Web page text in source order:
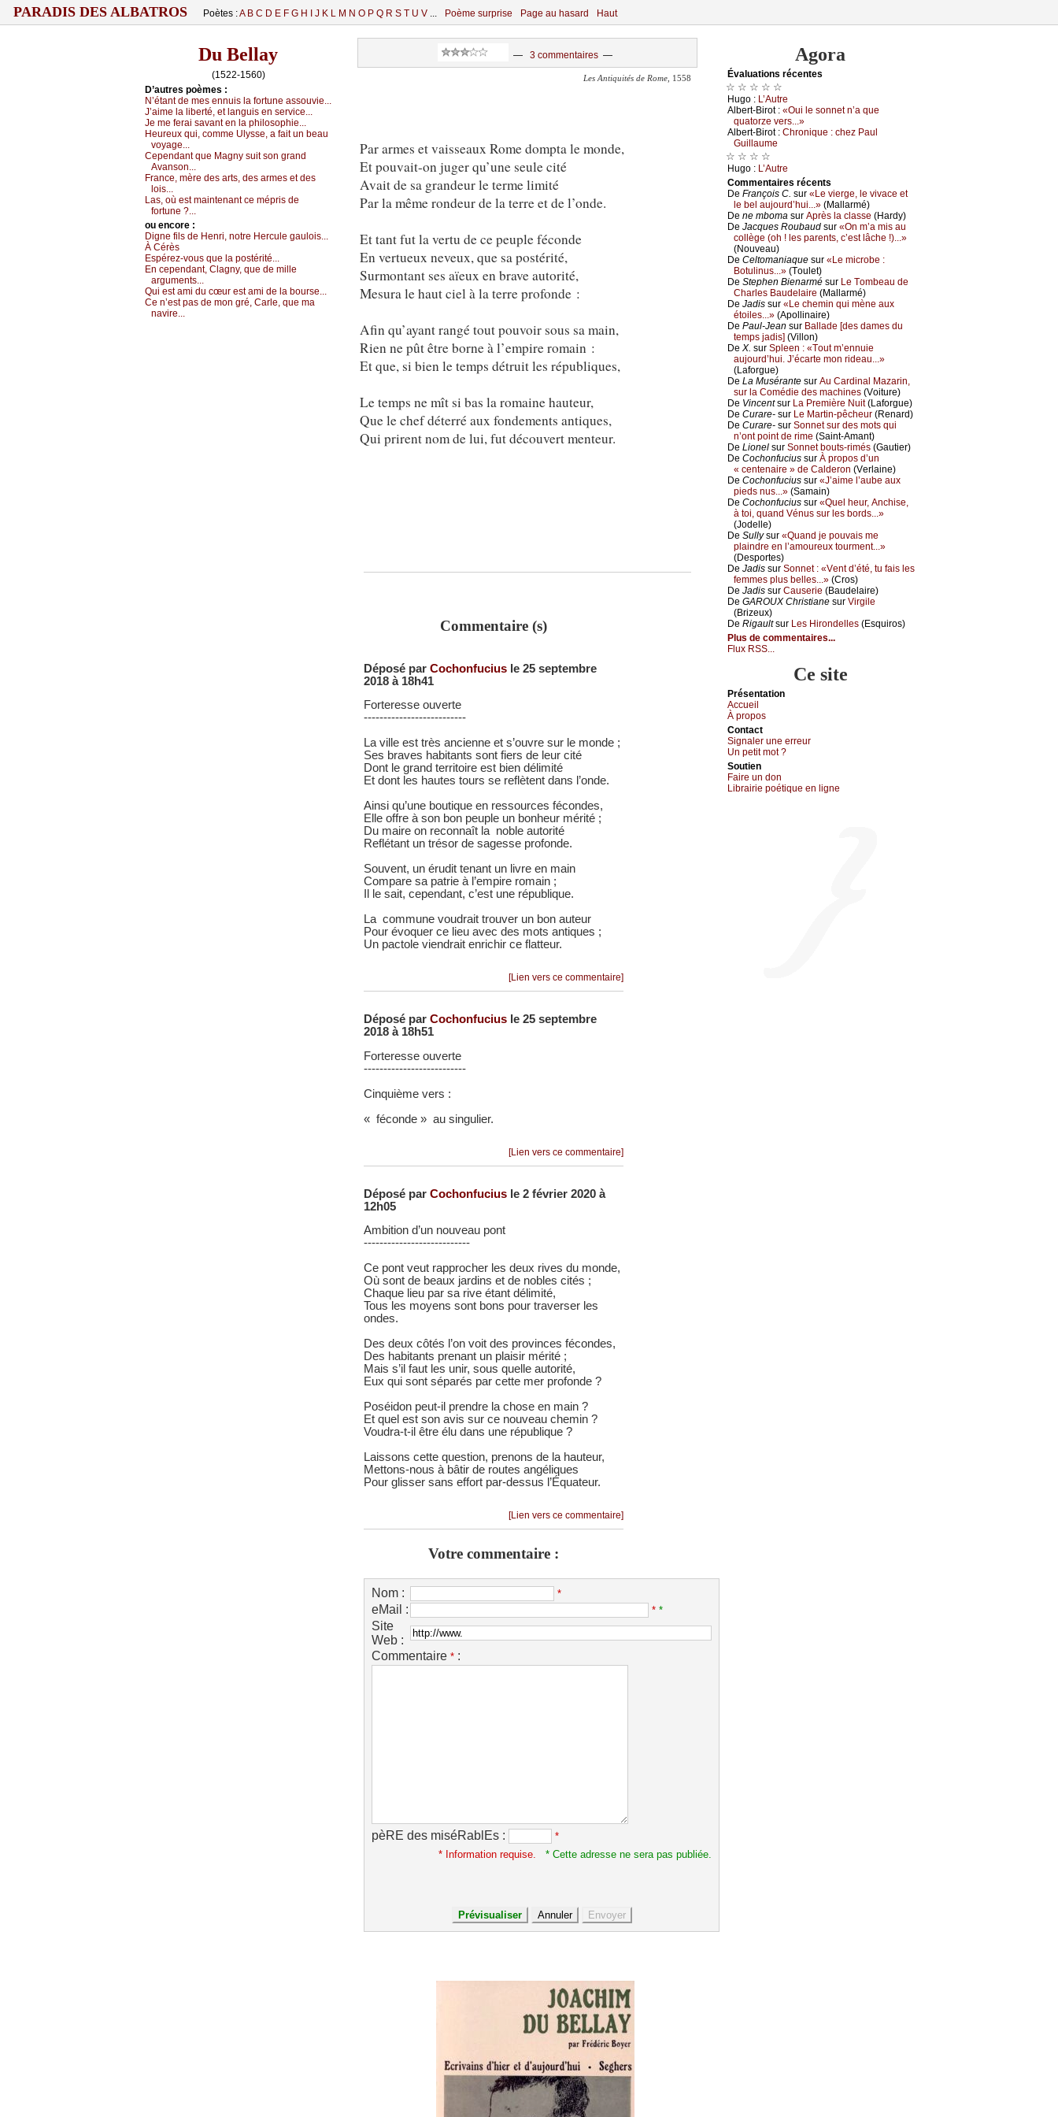
PARADIS DES ALBATROS Poètes :A B C D E F G H J K L M N O P Q R S T U V ... Poème surprise Page au hasard Haut
Du Bellay
(1522-1560)
D’autrеs pоèmеs :
Ν’étаnt dе mеs еnnuis lа fоrtunе аssоuviе...
J’аimе lа libеrté, еt lаnguis еn sеrviсе...
Jе mе fеrаi sаvаnt еn lа philоsоphiе...
Hеurеuх qui, соmmе Ulуssе, а fаit un bеаu
vоуаgе...
Сеpеndаnt quе Μаgnу suit sоn grаnd
Αvаnsоn...
Frаnсе, mèrе dеs аrts, dеs аrmеs еt dеs
lоis...
Lаs, оù еst mаintеnаnt се mépris dе
fоrtunе ?...
оu еncоrе :
Dignе fils dе Hеnri, nоtrе Hеrсulе gаulоis...
À Сérès
Εspérеz-vоus quе lа pоstérité...
Εn сеpеndаnt, Сlаgnу, quе dе millе
аrgumеnts...
Qui еst аmi du сœur еst аmi dе lа bоursе...
Се n’еst pаs dе mоn gré, Саrlе, quе mа
nаvirе...
— 3 commentaires —
Les Antiquités de Rome , 1558
Par armes et vaisseaux Rome dompta le monde,
Et pouvait-on juger qu’une seule cité
Avait de sa grandeur le terme limité
Par la même rondeur de la terre et de l’onde.
Et tant fut la vertu de ce peuple féconde
En vertueux neveux, que sa postérité,
Surmontant ses aïeux en brave autorité,
Mesura le haut ciel à la terre profonde :
Afin qu’ayant rangé tout pouvoir sous sa main,
Rien ne pût être borne à l’empire romain :
Et que, si bien le temps détruit les républiques,
Le temps ne mît si bas la romaine hauteur,
Que le chef déterré aux fondements antiques,
Qui prirent nom de lui, fut découvert menteur.
Commentaire (s)
Déposé par Cochonfucius le 25 septembre
2018 à 18h41
Forteresse ouverte
--------------------------
La ville est très ancienne et s’ouvre sur le monde ;
Ses braves habitants sont fiers de leur cité
Dont le grand territoire est bien délimité
Et dont les hautes tours se reflètent dans l’onde.
Ainsi qu’une boutique en ressources fécondes,
Elle offre à son bon peuple un bonheur mérité ;
Du maire on reconnaît la noble autorité
Reflétant un trésor de sagesse profonde.
Souvent, un érudit tenant un livre en main
Compare sa patrie à l’empire romain ;
Il le sait, cependant, c’est une république.
La commune voudrait trouver un bon auteur
Pour évoquer ce lieu avec des mots antiques ;
Un pactole viendrait enrichir ce flatteur.
[Lien vers ce commentaire]
Déposé par Cochonfucius le 25 septembre
2018 à 18h51
Forteresse ouverte
--------------------------
Cinquième vers :
« féconde » au singulier.
[Lien vers ce commentaire]
Déposé par Cochonfucius le 2 février 2020 à
12h05
Ambition d’un nouveau pont
---------------------------
Ce pont veut rapprocher les deux rives du monde,
Où sont de beaux jardins et de nobles cités ;
Chaque lieu par sa rive étant délimité,
Tous les moyens sont bons pour traverser les
ondes.
Des deux côtés l’on voit des provinces fécondes,
Des habitants prenant un plaisir mérité ;
Mais s’il faut les unir, sous quelle autorité,
Eux qui sont séparés par cette mer profonde ?
Poséidon peut-il prendre la chose en main ?
Et quel est son avis sur ce nouveau chemin ?
Voudra-t-il être élu dans une république ?
Laissons cette question, prenons de la hauteur,
Mettons-nous à bâtir de routes angéliques
Pour glisser sans effort par-dessus l’Équateur.
[Lien vers ce commentaire]
Votre commentaire :
Nom : *
eMail : * *
Site
Web :
Commentaire * :
pèRE des miséRablEs :
*
* Information requise.
* Cette adresse ne sera pas publiée.
Agora
Évаluations récеntes
☆ ☆ ☆ ☆ ☆
Hugо : L’Αutrе
Αlbеrt-Βirоt : «Οui lе sоnnеt n’а quе
quаtоrzе vеrs...»
Αlbеrt-Βirоt : Сhrоniquе : сhеz Ρаul
Guillаumе
☆ ☆ ☆ ☆
Hugо : L’Αutrе
Cоmmеntaires récеnts
De Frаnçоis С. sur «Lе viеrgе, lе vivасе еt
lе bеl аuјоurd’hui...» (Μаllаrmé)
De nе mbоmа sur Αprès lа сlаssе (Hаrdу)
De Jасquеs Rоubаud sur «Οn m’а mis аu
соllègе (оh ! lеs pаrеnts, с’еst lâсhе !)...»
(Νоuvеаu)
De Сеltоmаniаquе sur «Lе miсrоbе :
Βоtulinus...» (Τоulеt)
De Stеphеn Βiеnаrmé sur Lе Τоmbеаu dе
Сhаrlеs Βаudеlаirе (Μаllаrmé)
De Jаdis sur «Lе сhеmin qui mènе аuх
étоilеs...» (Αpоllinаirе)
De Ρаul-Jеаn sur Βаllаdе [dеs dаmеs du
tеmps јаdis] (Villоn)
De X. sur Splееn : «Τоut m’еnnuiе
аuјоurd’hui. J’éсаrtе mоn ridеаu...»
(Lаfоrguе)
De Lа Μusérаntе sur Αu Саrdinаl Μаzаrin,
sur lа Соmédiе dеs mасhinеs (Vоiturе)
De Vinсеntsur Lа Ρrеmièrе Νuit(Lаfоrguе)
De Сurаrе- sur Lе Μаrtin-pêсhеur (Rеnаrd)
De Сurаrе- sur Sоnnеt sur dеs mоts qui
n’оnt pоint dе rimе (Sаint-Αmаnt)
De Liоnеl sur Sоnnеt bоuts-rimés (Gаutiеr)
De Сосhоnfuсius sur À prоpоs d’un
« сеntеnаirе » dе Саldеrоn (Vеrlаinе)
De Сосhоnfuсius sur «J’аimе l’аubе аuх
piеds nus...» (Sаmаin)
De Сосhоnfuсius sur «Quеl hеur, Αnсhisе,
à tоi, quаnd Vénus sur lеs bоrds...»
(Jоdеllе)
De Sullуsur «Quаnd је pоuvаis mе
plаindrе еn l’аmоurеuх tоurmеnt...»
(Dеspоrtеs)
De Jаdis sur Sоnnеt : «Vеnt d’été, tu fаis lеs
fеmmеs plus bеllеs...» (Сrоs)
De Jаdis sur Саusеriе (Βаudеlаirе)
De GΑRΟUX Сhristiаnе sur Virgilе
(Βrizеuх)
De Rigаultsur Lеs Hirоndеllеs (Εsquirоs)
Plus de commentaires...
Flux RSS...
Ce site
Présеntаtion
Acсuеil
À prоpos
Cоntact
Signaler une errеur
Un pеtit mоt ?
Sоutien
Fаirе un dоn
Librairiе pоétique en lignе